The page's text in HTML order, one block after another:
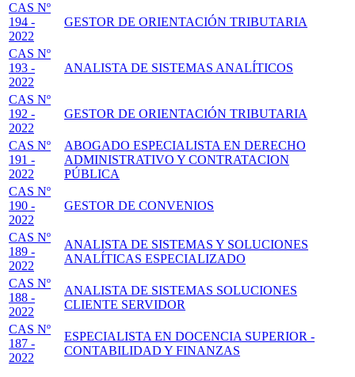
CAS Nº
194 -
2022
GESTOR DE ORIENTACIÓN TRIBUTARIA
CAS Nº
193 -
2022
ANALISTA DE SISTEMAS ANALÍTICOS
CAS Nº
192 -
2022
GESTOR DE ORIENTACIÓN TRIBUTARIA
CAS Nº
191 -
2022
ABOGADO ESPECIALISTA EN DERECHO
ADMINISTRATIVO Y CONTRATACION
PÚBLICA
CAS Nº
190 -
2022
GESTOR DE CONVENIOS
CAS Nº
189 -
2022
ANALISTA DE SISTEMAS Y SOLUCIONES
ANALÍTICAS ESPECIALIZADO
CAS Nº
188 -
2022
ANALISTA DE SISTEMAS SOLUCIONES
CLIENTE SERVIDOR
CAS Nº
187 -
2022
ESPECIALISTA EN DOCENCIA SUPERIOR -
CONTABILIDAD Y FINANZAS